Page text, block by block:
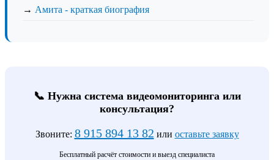
→ Амита - краткая биография
📞 Нужна система видеомониторинга или
консультация?
Звоните: 8 915 894 13 82 или оставьте заявку
Бесплатный расчёт стоимости и выезд специалиста